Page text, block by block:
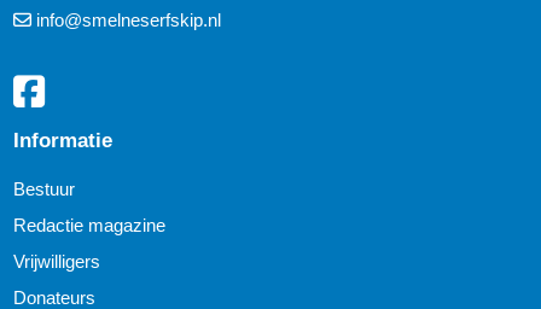
info@smelneserfskip.nl
Informatie
Bestuur
Redactie magazine
Vrijwilligers
Donateurs